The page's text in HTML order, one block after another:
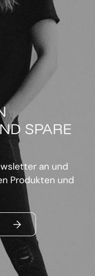
SPARE
an und
Produkten und
ABSENDEN